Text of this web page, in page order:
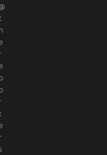
h
r
p
r
r